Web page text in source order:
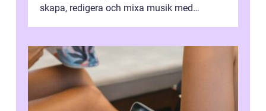
skapa, redigera och mixa musik med